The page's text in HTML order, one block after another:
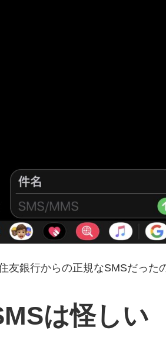
友銀行からの正規なSMSだった
は怪しい